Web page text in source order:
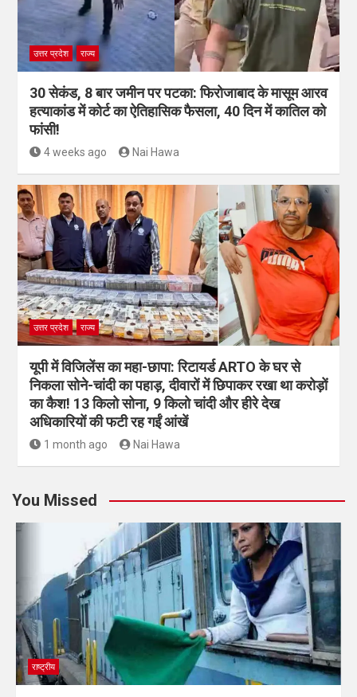
उत्तर प्रदेश राज्य
30 सेकंड, 8 बार जमीन पर पटका: फिरोजाबाद के मासूम आरव
हत्याकांड में कोर्ट का ऐतिहासिक फैसला, 40 दिन में कातिल को
फांसी!
4 weeks ago Nai Hawa
उत्तर प्रदेश राज्य
यूपी में विजिलेंस का महा-छापा: रिटायर्ड ARTO के घर से
निकला सोने-चांदी का पहाड़, दीवारों में छिपाकर रखा था करोड़ों
का कैश! 13 किलो सोना, 9 किलो चांदी और हीरे देख
अधिकारियों की फटी रह गईं आंखें
1 month ago Nai Hawa
You Missed
राष्ट्रीय